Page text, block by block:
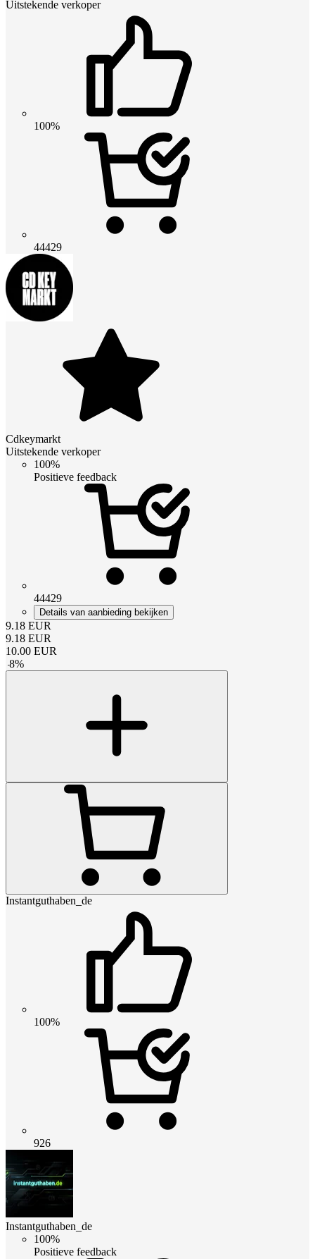
Uitstekende verkoper
100%
44429
Cdkeymarkt
Uitstekende verkoper
100%
Positieve feedback
44429
Details van aanbieding bekijken
9.18 EUR
9.18 EUR
10.00 EUR
-8%
Instantguthaben_de
100%
926
Instantguthaben_de
100%
Positieve feedback